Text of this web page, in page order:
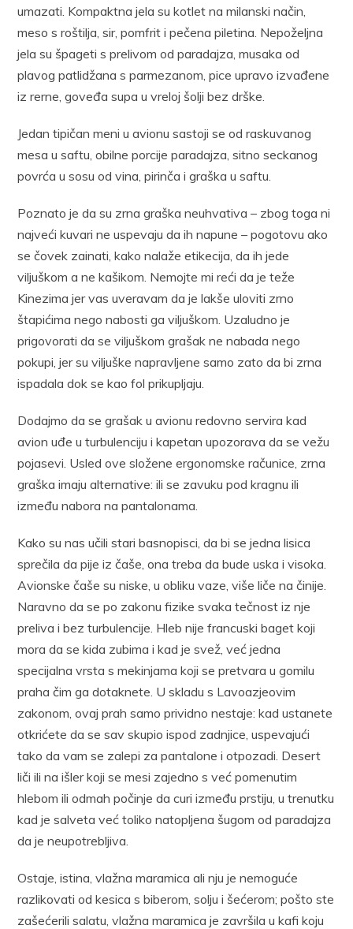
umazati. Kompaktna jela su kotlet na milanski način,
meso s roštilja, sir, pomfrit i pečena piletina. Nepoželjna
jela su špageti s prelivom od paradajza, musaka od
plavog patlidžana s parmezanom, pice upravo izvađene
iz rerne, goveđa supa u vreloj šolji bez drške.
Jedan tipičan meni u avionu sastoji se od raskuvanog
mesa u saftu, obilne porcije paradajza, sitno seckanog
povrća u sosu od vina, pirinča i graška u saftu.
Poznato je da su zrna graška neuhvativa – zbog toga ni
najveći kuvari ne uspevaju da ih napune – pogotovu ako
se čovek zainati, kako nalaže etikecija, da ih jede
viljuškom a ne kašikom. Nemojte mi reći da je teže
Kinezima jer vas uveravam da je lakše uloviti zrno
štapićima nego nabosti ga viljuškom. Uzaludno je
prigovorati da se viljuškom grašak ne nabada nego
pokupi, jer su viljuške napravljene samo zato da bi zrna
ispadala dok se kao fol prikupljaju.
Dodajmo da se grašak u avionu redovno servira kad
avion uđe u turbulenciju i kapetan upozorava da se vežu
pojasevi. Usled ove složene ergonomske računice, zrna
graška imaju alternative: ili se zavuku pod kragnu ili
između nabora na pantalonama.
Kako su nas učili stari basnopisci, da bi se jedna lisica
sprečila da pije iz čaše, ona treba da bude uska i visoka.
Avionske čaše su niske, u obliku vaze, više liče na činije.
Naravno da se po zakonu fizike svaka tečnost iz nje
preliva i bez turbulencije. Hleb nije francuski baget koji
mora da se kida zubima i kad je svež, već jedna
specijalna vrsta s mekinjama koji se pretvara u gomilu
praha čim ga dotaknete. U skladu s Lavoazjeovim
zakonom, ovaj prah samo prividno nestaje: kad ustanete
otkrićete da se sav skupio ispod zadnjice, uspevajući
tako da vam se zalepi za pantalone i otpozadi. Desert
liči ili na išler koji se mesi zajedno s već pomenutim
hlebom ili odmah počinje da curi između prstiju, u trenutku
kad je salveta već toliko natopljena šugom od paradajza
da je neupotrebljiva.
Ostaje, istina, vlažna maramica ali nju je nemoguće
razlikovati od kesica s biberom, solju i šećerom; pošto ste
zašećerili salatu, vlažna maramica je završila u kafi koju